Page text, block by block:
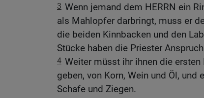
3 Wenn jemand dem HERRN ein
als Mahlopfer darbringt, muss er
die beiden Kinnbacken und den
Stücke haben die Priester
4 Weiter müsst ihr ihnen die ersten
geben, von Korn, Wein und Öl, und
Schafe und Ziegen.